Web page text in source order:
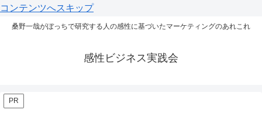
コンテンツへスキップ
桑野一哉がぼっちで研究する人の感性に基づいたマーケティングのあれこれ
感性ビジネス実践会
PR